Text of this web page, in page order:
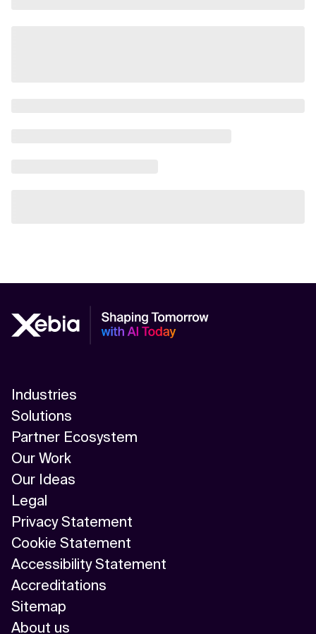
Industries
Solutions
Partner Ecosystem
Our Work
Our Ideas
Legal
Privacy Statement
Cookie Statement
Accessibility Statement
Accreditations
Sitemap
About us